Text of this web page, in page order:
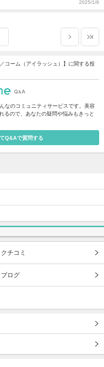
2025/1/6
コーム（アイラッシュ）】に関する投
なのコミュニティサービスです。美容
るので、あなたの疑問や悩みもきっと
Q&Aで質問する
クチコミ
ブログ